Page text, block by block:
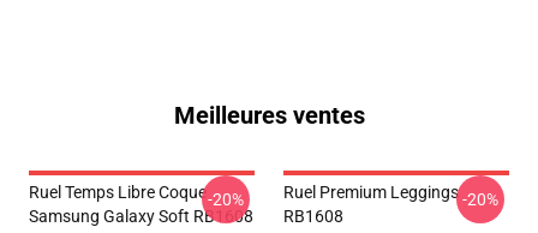
Meilleures ventes
Ruel Temps Libre Coque
Samsung Galaxy Soft RB1608
-20%
Ruel Premium Leggings
RB1608
-20%